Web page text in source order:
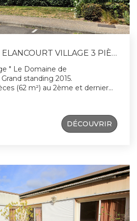
APPARTEMENT ELANCOURT VILLAGE 3 PIÈCES 62 M²
" Le Domaine de
(62 m²) au 2ème et dernier
! ( Affaire rare !) places de
couverte. Résidence
Contactez
commercial (RSAC Versailles
DÉCOUVRIR